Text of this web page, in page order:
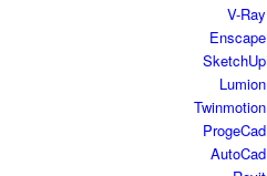
V-Ray
Enscape
SketchUp
Lumion
Twinmotion
ProgeCad
AutoCad